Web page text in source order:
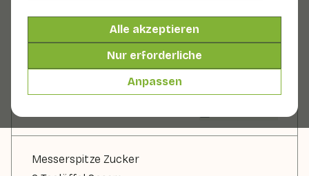
Alle akzeptieren
Nur erforderliche
Anpassen
Messerspitze Zucker